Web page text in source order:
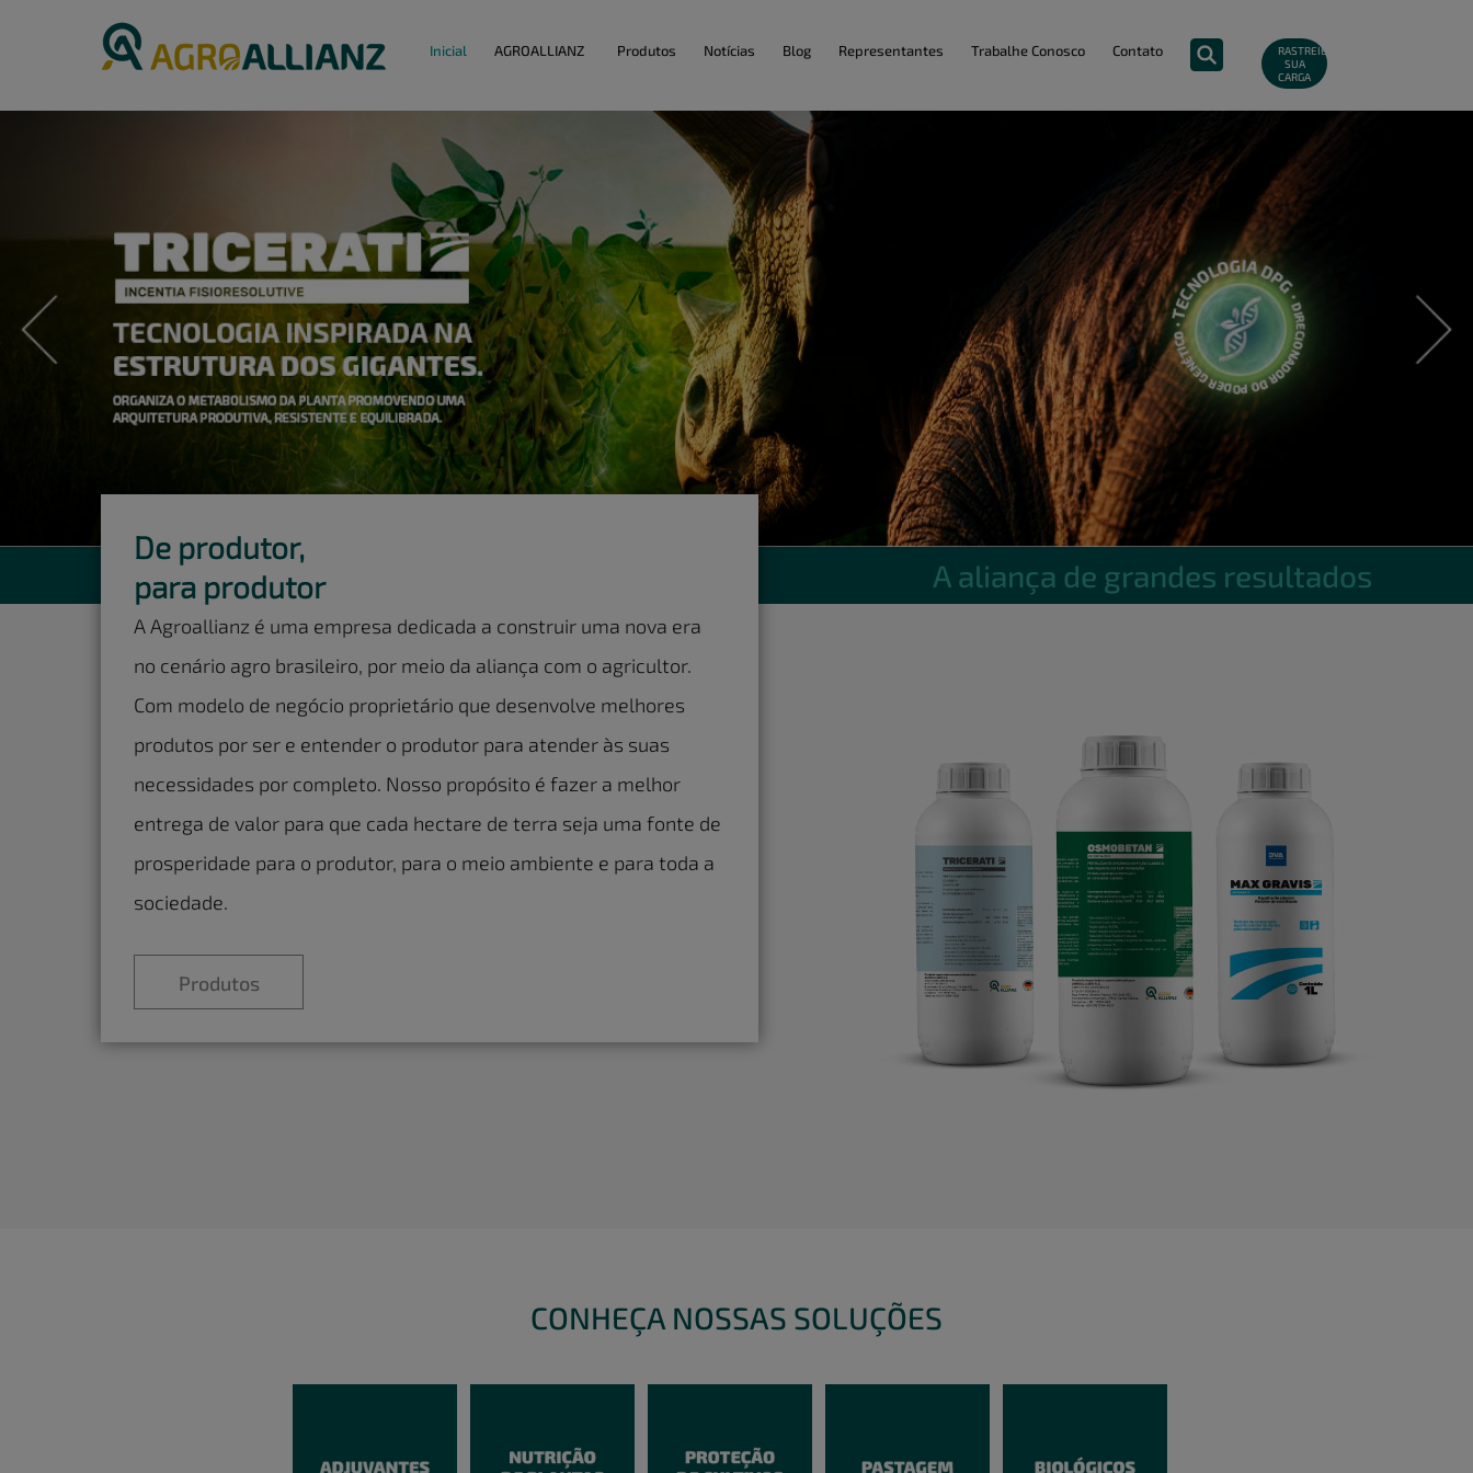
Inicial AGROALLIANZ Produtos Notícias Blog Representantes Trabalhe Conosco Contato
RASTREIE
SUA
CARGA
A aliança de grandes resultados
De produtor,
para produtor
A Agroallianz é uma empresa dedicada a construir uma nova era
no cenário agro brasileiro, por meio da aliança com o agricultor.
Com modelo de negócio proprietário que desenvolve melhores
produtos por ser e entender o produtor para atender às suas
necessidades por completo. Nosso propósito é fazer a melhor
entrega de valor para que cada hectare de terra seja uma fonte de
prosperidade para o produtor, para o meio ambiente e para toda a
sociedade.
Produtos
CONHEÇA NOSSAS SOLUÇÕES